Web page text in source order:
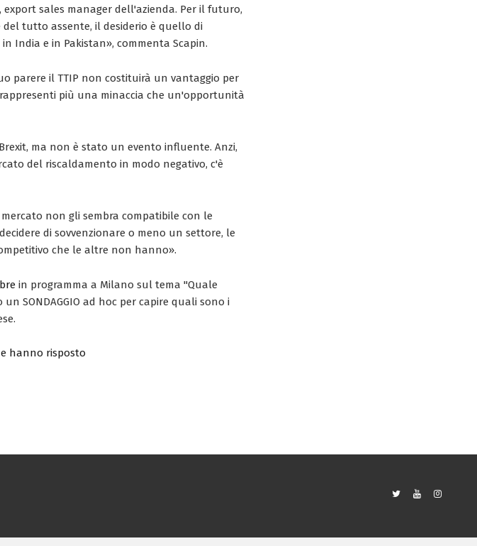
, export sales manager dell'azienda. Per il futuro,
tutto assente, il desiderio è quello di
India e in Pakistan», commenta Scapin.
parere il TTIP non costituirà un vantaggio per
più una minaccia che un'opportunità
ma non è stato un evento influente. Anzi,
del riscaldamento in modo negativo, c'è
non gli sembra compatibile con le
di sovvenzionare o meno un settore, le
che le altre non hanno».
in programma a Milano sul tema "Quale
SONDAGGIO ad hoc per capire quali sono i
hanno risposto